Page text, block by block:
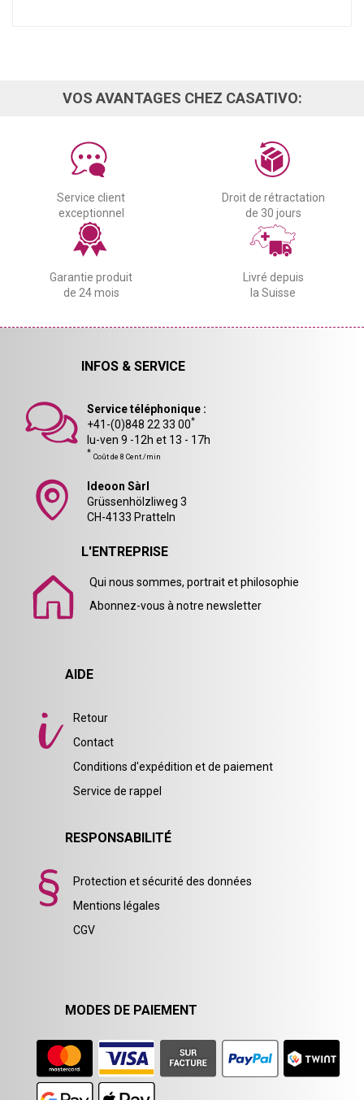
VOS AVANTAGES CHEZ CASATIVO:
Service client
exceptionnel
Droit de rétractation
de 30 jours
Garantie produit
de 24 mois
Livré depuis
la Suisse
INFOS & SERVICE
Service téléphonique :
+41-(0)848 22 33 00*
lu-ven 9 -12h et 13 - 17h
* Coût de 8 Cent./min
Ideoon Sàrl
Grüssenhölzliweg 3
CH-4133 Pratteln
L'ENTREPRISE
Qui nous sommes, portrait et philosophie
Abonnez-vous à notre newsletter
AIDE
Retour
Contact
Conditions d'expédition et de paiement
Service de rappel
RESPONSABILITÉ
Protection et sécurité des données
Mentions légales
CGV
MODES DE PAIEMENT